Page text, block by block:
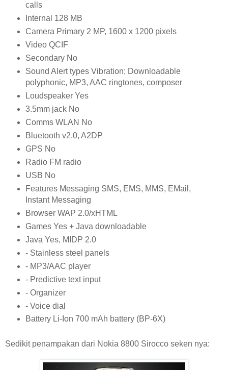
calls
Internal 128 MB
Camera Primary 2 MP, 1600 x 1200 pixels
Video QCIF
Secondary No
Sound Alert types Vibration; Downloadable
polyphonic, MP3, AAC ringtones, composer
Loudspeaker Yes
3.5mm jack No
Comms WLAN No
Bluetooth v2.0, A2DP
GPS No
Radio FM radio
USB No
Features Messaging SMS, EMS, MMS, EMail,
Instant Messaging
Browser WAP 2.0/xHTML
Games Yes + Java downloadable
Java Yes, MIDP 2.0
- Stainless steel panels
- MP3/AAC player
- Predictive text input
- Organizer
- Voice dial
Battery Li-Ion 700 mAh battery (BP-6X)
Sedikit penampakan dari Nokia 8800 Sirocco seken nya: